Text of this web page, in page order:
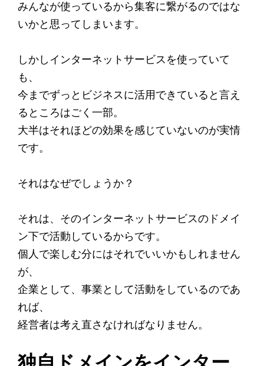
みんなが使っているから集客に繋がるのではな
いかと思ってしまいます。
しかしインターネットサービスを使っていて
も、
今までずっとビジネスに活用できていると言え
るところはごく一部。
大半はそれほどの効果を感じていないのが実情
です。
それはなぜでしょうか？
それは、そのインターネットサービスのドメイ
ン下で活動しているからです。
個人で楽しむ分にはそれでいいかもしれません
が、
企業として、事業として活動をしているのであ
れば、
経営者は考え直さなければなりません。